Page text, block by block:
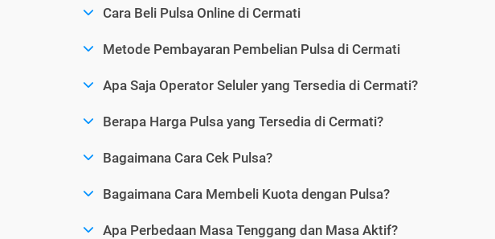
Cara Beli Pulsa Online di Cermati
Metode Pembayaran Pembelian Pulsa di Cermati
Apa Saja Operator Seluler yang Tersedia di Cermati?
Berapa Harga Pulsa yang Tersedia di Cermati?
Bagaimana Cara Cek Pulsa?
Bagaimana Cara Membeli Kuota dengan Pulsa?
Apa Perbedaan Masa Tenggang dan Masa Aktif?